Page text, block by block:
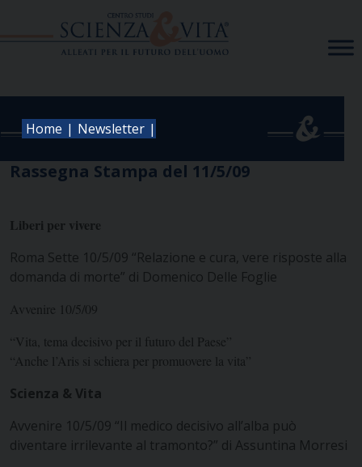
Home | Newsletter |
Rassegna Stampa del 11/5/09
Liberi per vivere
Roma Sette 10/5/09 “Relazione e cura, vere risposte alla
domanda di morte” di Domenico Delle Foglie
Avvenire 10/5/09
“Vita, tema decisivo per il futuro del Paese”
“Anche l’Aris si schiera per promuovere la vita”
Scienza & Vita
Avvenire 10/5/09 “Il medico decisivo all’alba può
diventare irrilevante al tramonto?” di Assuntina Morresi